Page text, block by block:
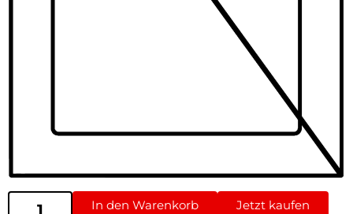
In den Warenkorb Jetzt kaufen